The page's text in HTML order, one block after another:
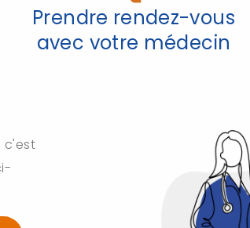
Prendre rendez-vous
avec votre médecin
c'est